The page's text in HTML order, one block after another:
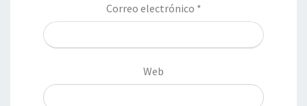
Correo electrónico *
Web